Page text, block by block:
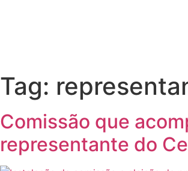
Tag:
Comissão que
representante do